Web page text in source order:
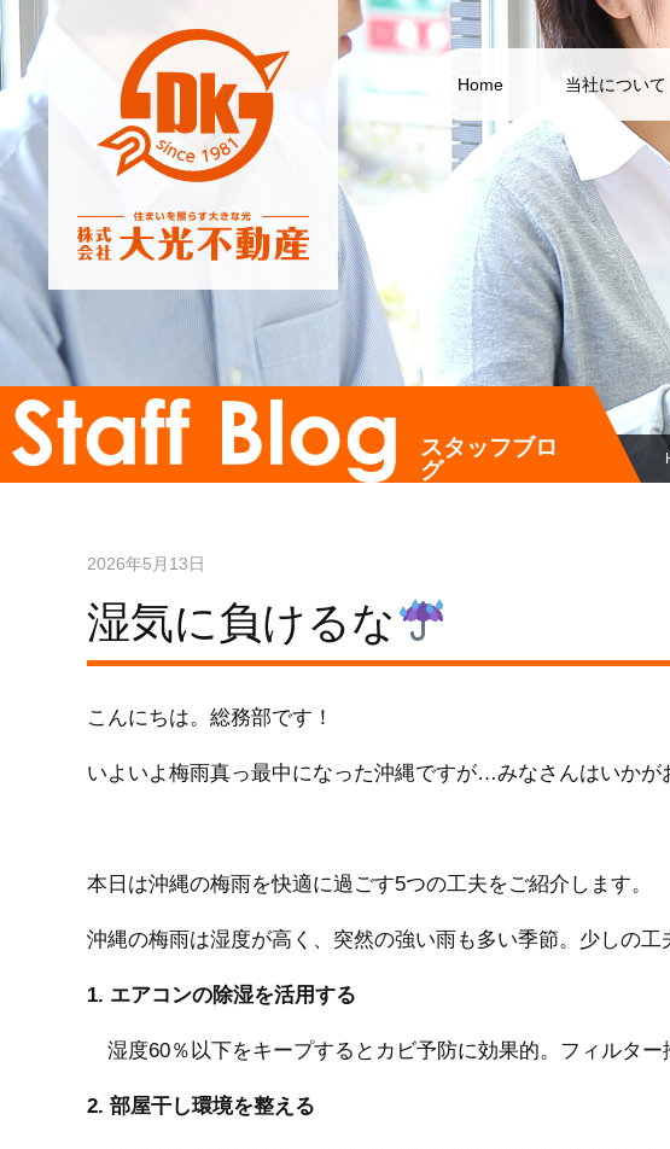
Home 当社について
スタッフブロ
グ
2026年5月13日
湿気に負けるな
こんにちは。総務部です！
いよいよ梅雨真っ最中になった沖縄ですが…みなさんはいかが
本日は沖縄の梅雨を快適に過ごす5つの工夫をご紹介します。
沖縄の梅雨は湿度が高く、突然の強い雨も多い季節。少しの工
1. エアコンの除湿を活用する
湿度60％以下をキープするとカビ予防に効果的。フィルター
2. 部屋干し環境を整える